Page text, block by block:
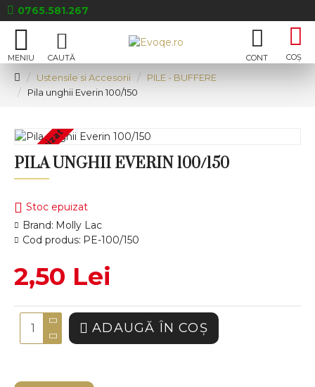
0765.581.267
Ustensile si Accesorii
PILE - BUFFERE
Pila unghii Everin 100/150
Stoc epuizat
PILA UNGHII EVERIN 100/150
Stoc epuizat
Brand: Molly Lac
Cod produs: PE-100/150
2,50 Lei
ADAUGĂ ÎN COŞ